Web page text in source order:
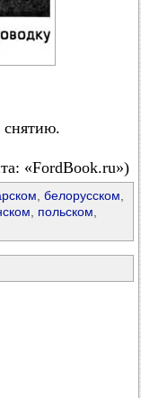
снятию.
«FordBook.ru»)
белорусском
польском